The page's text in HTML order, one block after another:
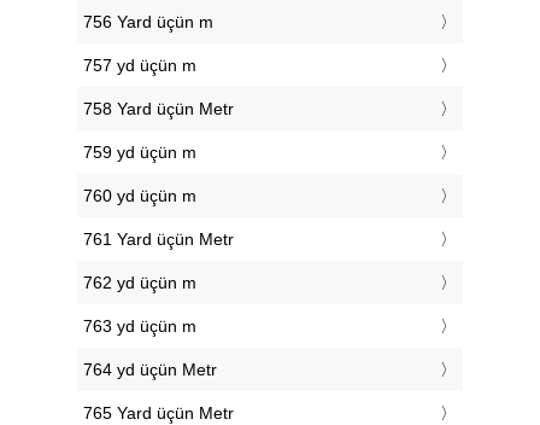
756 Yard üçün m
757 yd üçün m
758 Yard üçün Metr
759 yd üçün m
760 yd üçün m
761 Yard üçün Metr
762 yd üçün m
763 yd üçün m
764 yd üçün Metr
765 Yard üçün Metr